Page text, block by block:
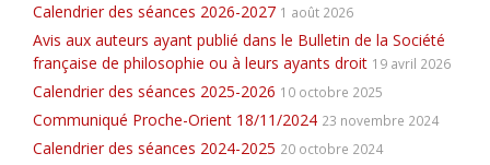
Calendrier des séances 2026-2027 1 août 2026
Avis aux auteurs ayant publié dans le Bulletin de la Société
française de philosophie ou à leurs ayants droit 19 avril 2026
Calendrier des séances 2025-2026 10 octobre 2025
Communiqué Proche-Orient 18/11/2024 23 novembre 2024
Calendrier des séances 2024-2025 20 octobre 2024